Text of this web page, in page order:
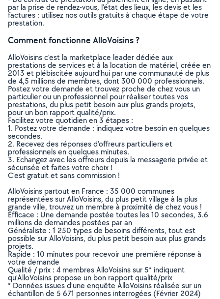
par la prise de rendez-vous, l’état des lieux, les devis et les
factures : utilisez nos outils gratuits à chaque étape de votre
prestation.
Comment fonctionne AlloVoisins ?
AlloVoisins c’est la marketplace leader dédiée aux
prestations de services et à la location de matériel, créée en
2013 et plébiscitée aujourd’hui par une communauté de plus
de 4,5 millions de membres, dont 300 000 professionnels.
Postez votre demande et trouvez proche de chez vous un
particulier ou un professionnel pour réaliser toutes vos
prestations, du plus petit besoin aux plus grands projets,
pour un bon rapport qualité/prix.
Facilitez votre quotidien en 3 étapes :
1. Postez votre demande : indiquez votre besoin en quelques
secondes.
2. Recevez des réponses d’offreurs particuliers et
professionnels en quelques minutes.
3. Echangez avec les offreurs depuis la messagerie privée et
sécurisée et faites votre choix !
C’est gratuit et sans commission !
AlloVoisins partout en France : 35 000 communes
représentées sur AlloVoisins, du plus petit village à la plus
grande ville, trouvez un membre à proximité de chez vous !
Efficace : Une demande postée toutes les 10 secondes, 3.6
millions de demandes postées par an
Généraliste : 1 250 types de besoins différents, tout est
possible sur AlloVoisins, du plus petit besoin aux plus grands
projets.
Rapide : 10 minutes pour recevoir une première réponse à
votre demande
Qualité / prix : 4 membres AlloVoisins sur 5* indiquent
qu’AlloVoisins propose un bon rapport qualité/prix
* Données issues d’une enquête AlloVoisins réalisée sur un
échantillon de 5 671 personnes interrogées (Février 2024)